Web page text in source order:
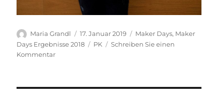
Autor
Maria Grandl
Veröffentlicht
am
17. Januar 2019 Kategorien
Maker Days, Maker
Days Ergebnisse 2018
Schlagwörter
PK
Schreiben Sie einen
Kommentarzu